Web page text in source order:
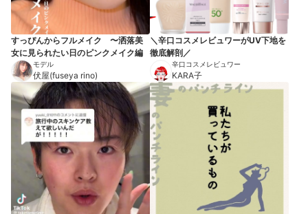
すっぴんからフルメイク 〜洒落美
女に見られたい日のピンクメイク編
モデル
伏屋(fuseya rino)
＼辛口コスメレビュワーがUV下地を
徹底解剖／
辛口コスメレビュワー
KARA子